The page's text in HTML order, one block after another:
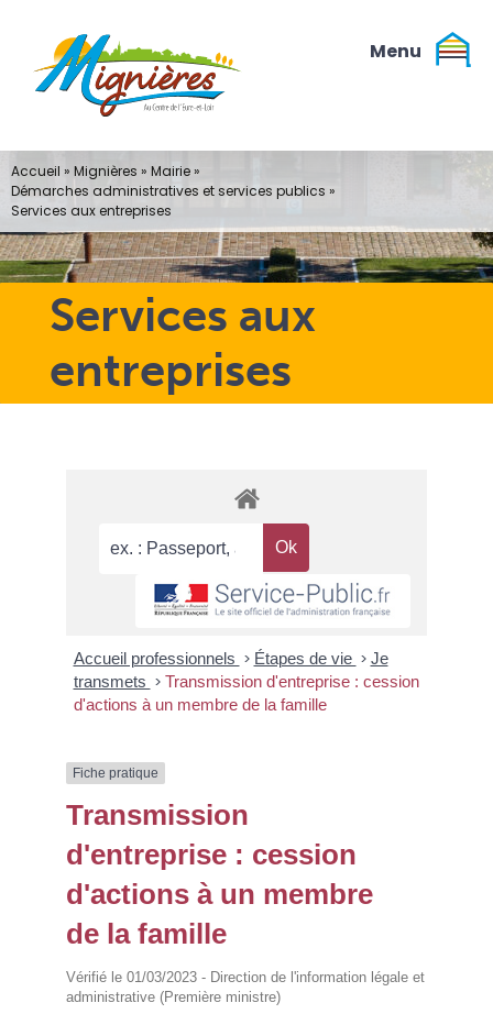
contenu
Services aux
entreprises
Accueil » Mignières » Mairie»
Démarches administratives et services publics »
Services aux entreprises
Accueil professionnels > Étapes de vie > Je
transmets > Transmission d'entreprise : cession
d'actions à un membre de la famille
Fiche pratique
Transmission
d'entreprise : cession
d'actions à un membre
de la famille
Vérifié le 01/03/2023 - Direction de l'information légale et
administrative (Première ministre)